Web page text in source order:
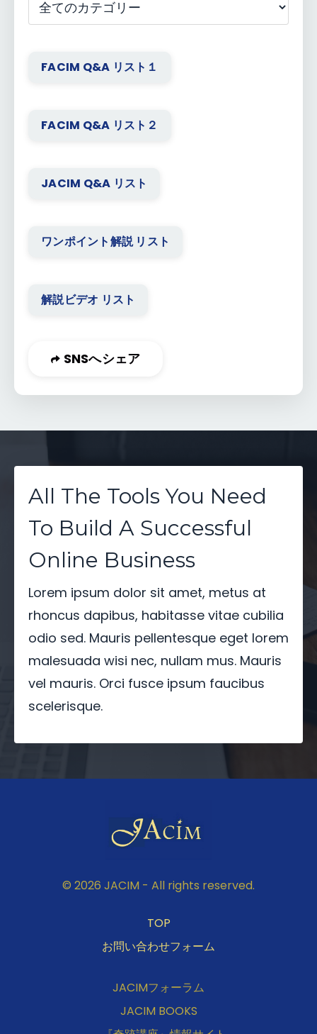
FACIM Q&A リスト１
FACIM Q&A リスト２
JACIM Q&A リスト
ワンポイント解説 リスト
解説ビデオ リスト
SNSへシェア
All The Tools You Need
To Build A Successful
Online Business
Lorem ipsum dolor sit amet, metus at
rhoncus dapibus, habitasse vitae cubilia
odio sed. Mauris pellentesque eget lorem
malesuada wisi nec, nullam mus. Mauris
vel mauris. Orci fusce ipsum faucibus
scelerisque.
© 2026 JACIM - All rights reserved.
TOP
お問い合わせフォーム
JACIMフォーラム
JACIM BOOKS